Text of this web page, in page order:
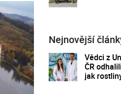
Nejnovější
Vědci z
ČR
jak